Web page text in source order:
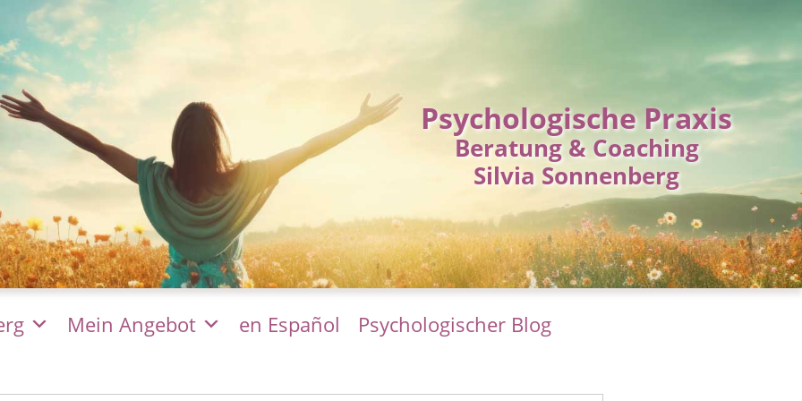
Psychologische Praxis
Beratung & Coaching
Silvia Sonnenberg
Mein Angebot en Español Psychologischer Blog